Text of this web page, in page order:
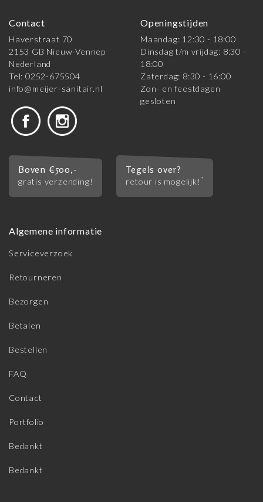
Contact
Haverstraat 70
2153 GB Nieuw-Vennep
Nederland
Tel: 0252-675504
info@meijer-sanitair.nl
Openingstijden
Maandag: 12:30 - 18:00
Dinsdag t/m vrijdag: 8:30 -
18:00
Zaterdag: 8:30 - 16:00
Zon- en feestdagen
gesloten
Boven €500,-
gratis verzending!
Tegels over?
retour is mogelijk! *
Algemene informatie
Serviceverzoek
Retourneren
Bezorgen
Betalen
Bestellen
FAQ
Contact
Portfolio
Bedankt
Bedankt